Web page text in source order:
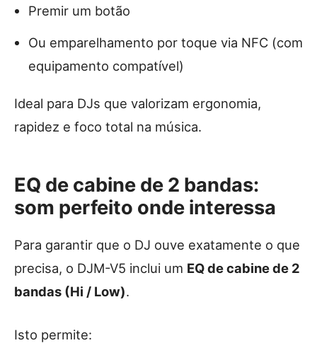
Premir um botão
Ou emparelhamento por toque via NFC (com
equipamento compatível)
Ideal para DJs que valorizam ergonomia,
rapidez e foco total na música.
EQ de cabine de 2 bandas:
som perfeito onde interessa
Para garantir que o DJ ouve exatamente o que
precisa, o DJM-V5 inclui um EQ de cabine de 2
bandas (Hi / Low).
Isto permite: